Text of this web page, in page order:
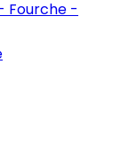
Fourche -